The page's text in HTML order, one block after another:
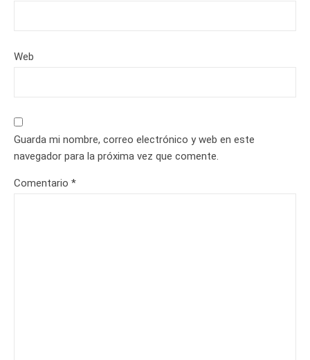
Web
Guarda mi nombre, correo electrónico y web en este
navegador para la próxima vez que comente.
Comentario *